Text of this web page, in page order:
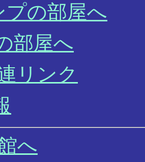
プの部屋へ
部屋へ
リンク
へ